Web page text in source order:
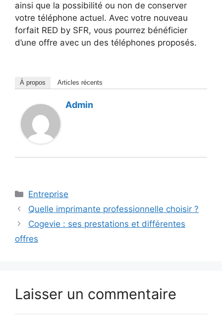
ainsi que la possibilité ou non de conserver
votre téléphone actuel. Avec votre nouveau
forfait RED by SFR, vous pourrez bénéficier
d’une offre avec un des téléphones proposés.
À propos Articles récents
Admin
Catégories
Entreprise
Quelle imprimante professionnelle choisir ?
Cogevie : ses prestations et différentes
offres
Laisser un commentaire